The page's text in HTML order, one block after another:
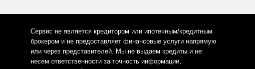
Сервис не является кредитором или ипотечным/кредитным
брокером и не предоставляет финансовые услуги напрямую
или через представителей. Мы не выдаем кредиты и не
несем ответственности за точность информации,